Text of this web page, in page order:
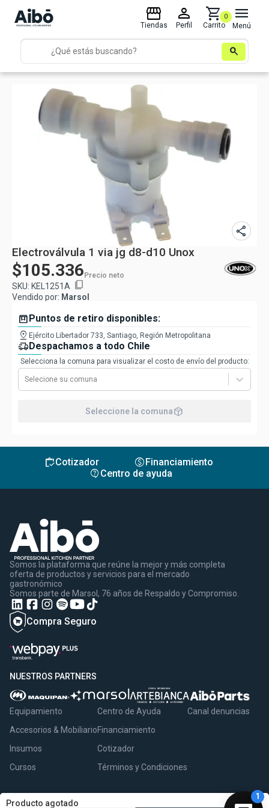
search
storefront
Tiendas
person
Perfil
shopping_cart
Carrito
0 menu
Menú
share
Electroválvula 1 via jg d8-d10 Unox
$105.336 Precio neto
SKU: KEL1251A content_copy
Vendido por: Marsol
Producto agotado
boxPuntos de retiro disponibles:
pin_drop Ejército Libertador 733, Santiago, Región Metropolitana
delivery_truck_speedDespachamos a todo Chile
Selecciona la comuna para visualizar el costo de envío del producto:
Selecione su comuna
Seleccione la comunapackage_2
inventoryCotizador monetization_onFinanciamiento
contact_support Centro de ayuda
Somos la plataforma que reúne la mejor y más completa
oferta de productos y servicios para el mercado
gastronómico
Somos parte de Marsol, 76 años de Respaldo y Compromiso.
Compra Seguro
NUESTROS PARTNERS
Equipamiento
Accesorios & Mobiliario
Insumos
Cursos
Centro de Ayuda
Financiamiento
Cotizador
Términos y Condiciones
Canal denuncias